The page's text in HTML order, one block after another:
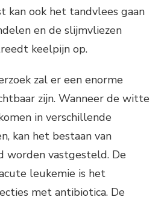
kan ook het tandvlees gaan
en de slijmvliezen
keelpijn op.
zal er een enorme
zijn. Wanneer de witte
in verschillende
kan het bestaan van
worden vastgesteld. De
leukemie is het
met antibiotica. De